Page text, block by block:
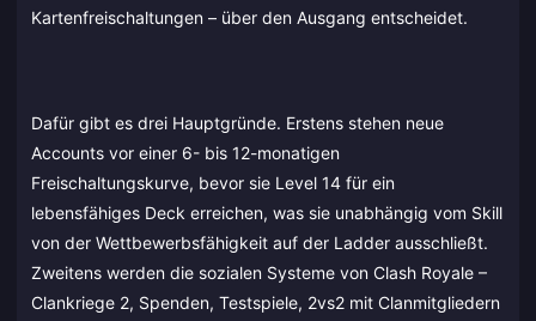
Kartenfreischaltungen – über den Ausgang entscheidet.
Dafür gibt es drei Hauptgründe. Erstens stehen neue
Accounts vor einer 6- bis 12-monatigen
Freischaltungskurve, bevor sie Level 14 für ein
lebensfähiges Deck erreichen, was sie unabhängig vom Skill
von der Wettbewerbsfähigkeit auf der Ladder ausschließt.
Zweitens werden die sozialen Systeme von Clash Royale –
Clankriege 2, Spenden, Testspiele, 2vs2 mit Clanmitgliedern